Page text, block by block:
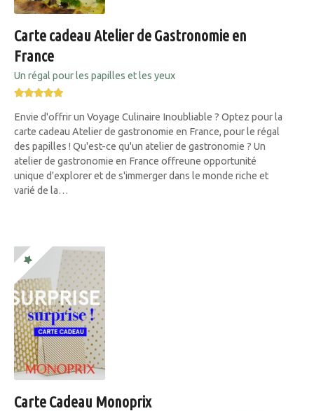
Carte cadeau Atelier de Gastronomie en
France
Un régal pour les papilles et les yeux
Envie d'offrir un Voyage Culinaire Inoubliable ? Optez pour la
carte cadeau Atelier de gastronomie en France, pour le régal
des papilles ! Qu'est-ce qu'un atelier de gastronomie ? Un
atelier de gastronomie en France offreune opportunité
unique d'explorer et de s'immerger dans le monde riche et
varié de la…
Carte Cadeau Monoprix